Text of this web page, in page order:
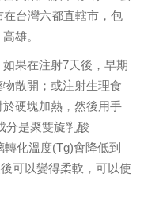
台灣六都直轄市，包
雄。
果在注射7天後，早期
散開；或注射生理食
硬塊加熱，然後用手
分是聚雙旋乳酸
轉化溫度(Tg)會降低到
可以變得柔軟，可以使